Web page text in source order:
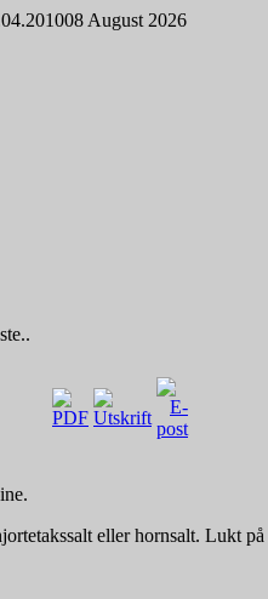
08 August 2026
eller hornsalt. Lukt